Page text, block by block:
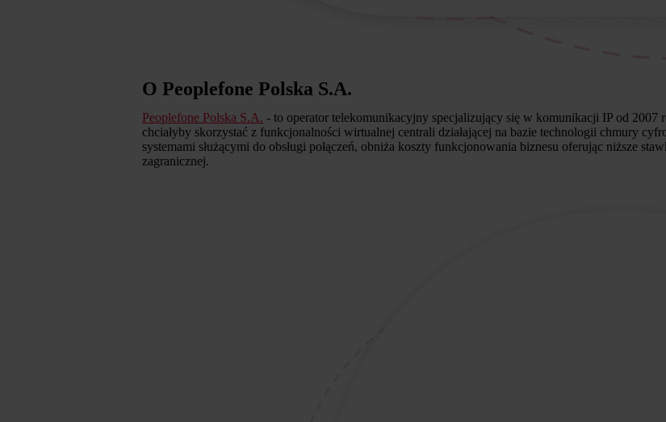
O Peoplefone Polska S.A.
Peoplefone Polska S.A. - to operator telekomunikacyjny specjalizujący się w komunikacji IP od
chciałyby skorzystać z funkcjonalności wirtualnej centrali działającej na bazie technologii chmury
systemami służącymi do obsługi połączeń, obniża koszty funkcjonowania biznesu oferując niższe
zagranicznej.